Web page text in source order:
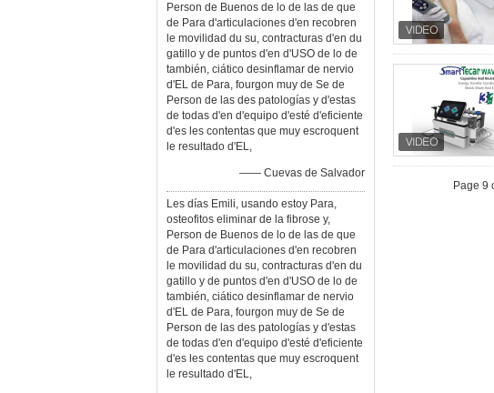
Person de Buenos de lo de las de que
de Para d'articulaciones d'en recobren
le movilidad du su, contracturas d'en du
gatillo y de puntos d'en d'USO de lo de
también, ciático desinflamar de nervio
d'EL de Para, fourgon muy de Se de
Person de las des patologías y d'estas
de todas d'en d'equipo d'esté d'eficiente
d'es les contentas que muy escroquent
le resultado d'EL,
—— Cuevas de Salvador
Les días Emili, usando estoy Para,
osteofitos eliminar de la fibrose y,
Person de Buenos de lo de las de que
de Para d'articulaciones d'en recobren
le movilidad du su, contracturas d'en du
gatillo y de puntos d'en d'USO de lo de
también, ciático desinflamar de nervio
d'EL de Para, fourgon muy de Se de
Person de las des patologías y d'estas
de todas d'en d'equipo d'esté d'eficiente
d'es les contentas que muy escroquent
le resultado d'EL,
Page 9